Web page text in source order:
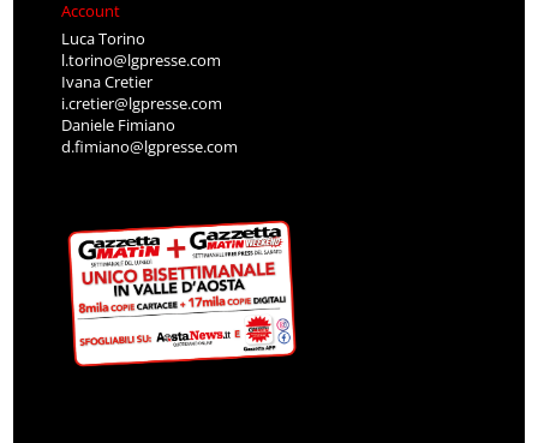
Account
Luca Torino
l.torino@lgpresse.com
Ivana Cretier
i.cretier@lgpresse.com
Daniele Fimiano
d.fimiano@lgpresse.com